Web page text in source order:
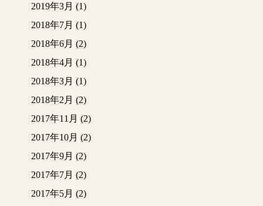
2019年3月 (1)
2018年7月 (1)
2018年6月 (2)
2018年4月 (1)
2018年3月 (1)
2018年2月 (2)
2017年11月 (2)
2017年10月 (2)
2017年9月 (2)
2017年7月 (2)
2017年5月 (2)